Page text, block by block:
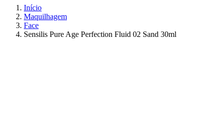
Início
Maquilhagem
Face
Sensilis Pure Age Perfection Fluid 02 Sand 30ml